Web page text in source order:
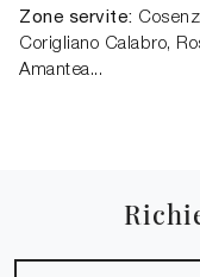
Zone servite:
Corigliano Calabro,
Amantea...